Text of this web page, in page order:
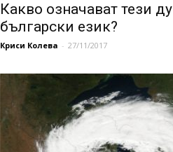
Какво означават тези
български език?
Криси Колева - 27/11/2017